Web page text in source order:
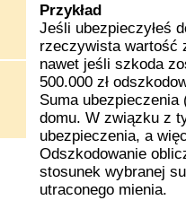
Przykład
Jeśli ubezpieczyłeś
rzeczywista wartość
nawet jeśli szkoda
500.000 zł
Suma
domu. W związku z
ubezpieczenia, a
Odszkodowanie
stosunek wybranej
utraconego mienia.